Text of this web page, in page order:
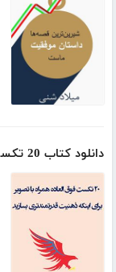
دانلود کتاب 20 تکست فوق العاده موفقیت